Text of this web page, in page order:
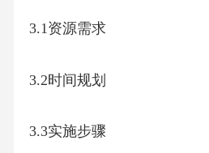
3.1资源需求
3.2时间规划
3.3实施步骤